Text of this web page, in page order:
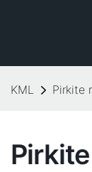
KML Pirkite